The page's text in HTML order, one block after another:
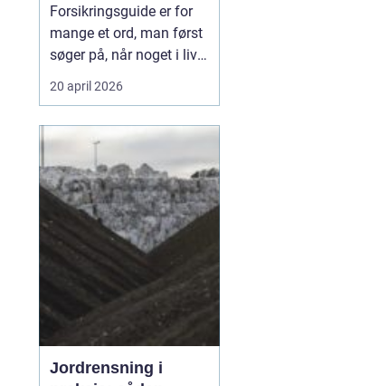
Forsikringsguide er for
mange et ord, man først
søger på, når noget i livet
ændrer sig.
andre selskaber oplever,
du flytter, får børn, køber
bil eller ændrer job, og så
kan en enkel...
20 april 2026
Jordrensning i